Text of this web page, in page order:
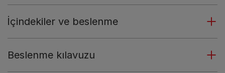
İçindekiler ve beslenme
Beslenme kılavuzu